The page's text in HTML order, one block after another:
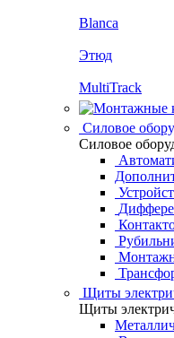
Blanca
Этюд
MultiTrack
Силовое
Силовое
Щиты
Щиты